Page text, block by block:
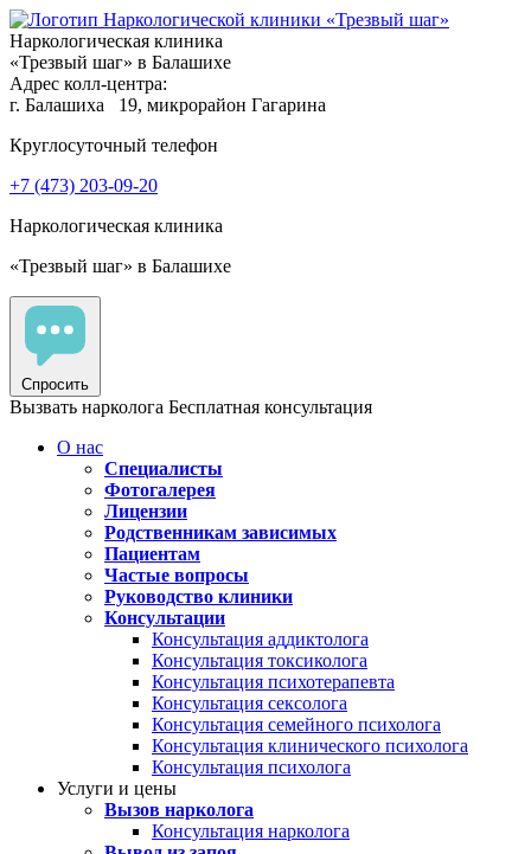
Наркологическая клиника
«Трезвый шаг» в Балашихе
Адрес колл-центра:
г. Балашиха
19, микрорайон Гагарина
Круглосуточный телефон
+7 (473) 203-09-20
Наркологическая клиника
«Трезвый шаг» в Балашихе
Спросить
Вызвать нарколога Бесплатная консультация
О нас
Специалисты
Фотогалерея
Лицензии
Родственникам зависимых
Пациентам
Частые вопросы
Руководство клиники
Консультации
Консультация аддиктолога
Консультация токсиколога
Консультация психотерапевта
Консультация сексолога
Консультация семейного психолога
Консультация клинического психолога
Консультация психолога
Услуги и цены
Вызов нарколога
Консультация нарколога